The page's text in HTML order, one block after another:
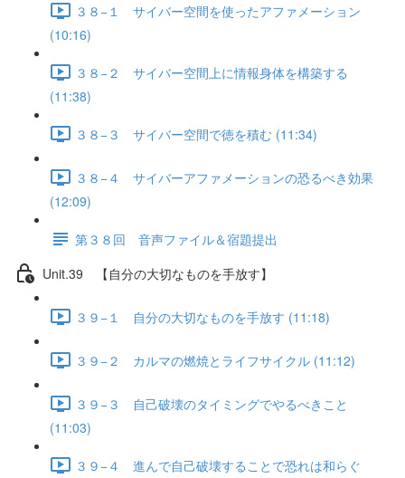
３８−１ サイバー空間を使ったアファメーション
(10:16)
３８−２ サイバー空間上に情報身体を構築する
(11:38)
３８−３ サイバー空間で徳を積む (11:34)
３８−４ サイバーアファメーションの恐るべき効果
(12:09)
第３８回 音声ファイル＆宿題提出
Unit.39 【自分の大切なものを手放す】
３９−１ 自分の大切なものを手放す (11:18)
３９−２ カルマの燃焼とライフサイクル (11:12)
３９−３ 自己破壊のタイミングでやるべきこと
(11:03)
３９−４ 進んで自己破壊することで恐れは和らぐ